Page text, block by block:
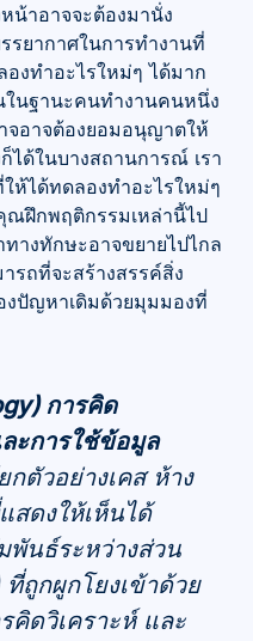
น้าอาจจะต้องมานั่ง
รยากาศในการทำงานที่
งทำอะไรใหม่ๆ ได้มาก
นฐานะคนทำงานคนหนึ่ง
อาจต้องยอมอนุญาตให้
ได้ในบางสถานการณ์ เรา
ห้ได้ทดลองทำอะไรใหม่ๆ
ณฝึกพฤติกรรมเหล่านี้ไป
งทักษะอาจขยายไปไกล
ถที่จะสร้างสรรค์สิ่ง
ปัญหาเดิมด้วยมุมมองที่
การคิด
ะการใช้ข้อมูล
ตัวอย่างเคส ห้าง
สดงให้เห็นได้
พันธ์ระหว่างส่วน
ที่ถูกผูกโยงเข้าด้วย
คิดวิเคราะห์ และ